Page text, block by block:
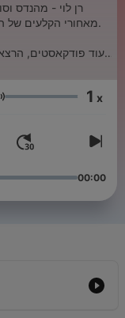
רן לוי - מהנדס
מאחורי הקלעים של התגליות, הכישלונות והאנשים שהזיזו את העולם.
לעוד פודקאסטים,
Hlasitost 1 x
00:00